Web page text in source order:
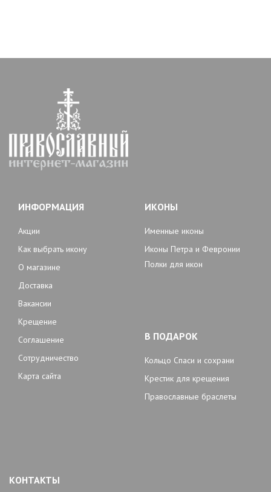
ИНФОРМАЦИЯ
Акции
Как выбрать икону
О магазине
Доставка
Вакансии
Крещение
Соглашение
Сотрудничество
Карта сайта
ИКОНЫ
Именные иконы
Иконы Петра и Февронии
Полки для икон
В ПОДАРОК
Кольцо Спаси и сохрани
Крестик для крещения
Православные браслеты
КОНТАКТЫ